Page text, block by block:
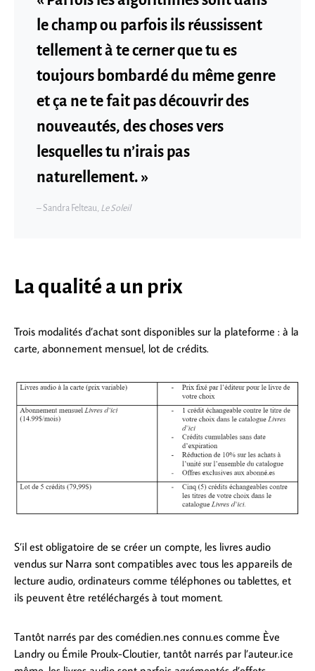
le champ ou parfois ils réussissent
tellement à te cerner que tu es
toujours bombardé du même genre
et ça ne te fait pas découvrir des
nouveautés, des choses vers
lesquelles tu n’irais pas
naturellement. »
– Sandra Felteau, Le Soleil
La qualité a un prix
Trois modalités d’achat sont disponibles sur la plateforme : à la
carte, abonnement mensuel, lot de crédits.
S’il est obligatoire de se créer un compte, les livres audio
vendus sur Narra sont compatibles avec tous les appareils de
lecture audio, ordinateurs comme téléphones ou tablettes, et
ils peuvent être retéléchargés à tout moment.
Tantôt narrés par des comédien.nes connu.es comme Ève
Landry ou Émile Proulx-Cloutier, tantôt narrés par l’auteur.ice